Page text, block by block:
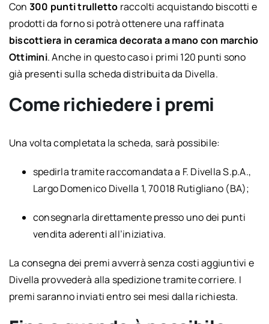
Con 300 punti trulletto raccolti acquistando biscotti e
prodotti da forno si potrà ottenere una raffinata
biscottiera in ceramica decorata a mano con marchio
Ottimini. Anche in questo caso i primi 120 punti sono
già presenti sulla scheda distribuita da Divella.
Come richiedere i premi
Una volta completata la scheda, sarà possibile:
spedirla tramite raccomandata a F. Divella S.p.A.,
Largo Domenico Divella 1, 70018 Rutigliano (BA);
consegnarla direttamente presso uno dei punti
vendita aderenti all’iniziativa.
La consegna dei premi avverrà senza costi aggiuntivi e
Divella provvederà alla spedizione tramite corriere. I
premi saranno inviati entro sei mesi dalla richiesta.